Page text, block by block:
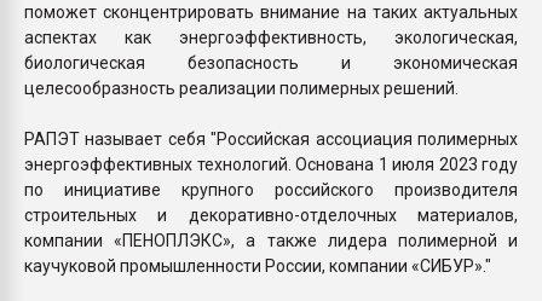
поможет сконцентрировать внимание на таких актуальных
аспектах как энергоэффективность, экологическая,
биологическая безопасность и экономическая
целесообразность реализации полимерных решений.
РАПЭТ называет себя "Российская ассоциация полимерных
энергоэффективных технологий. Основана 1 июля 2023 году
по инициативе крупного российского производителя
строительных и декоративно-отделочных материалов,
компании «ПЕНОПЛЭКС», а также лидера полимерной и
каучуковой промышленности России, компании «СИБУР»."